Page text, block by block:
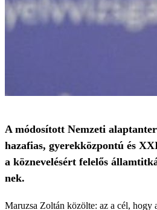
A módosított Nemzeti
hazafias, gyerekközpontú és
a köznevelésért felelős
nek.
Maruzsa Zoltán közölte: az a cél, hogy